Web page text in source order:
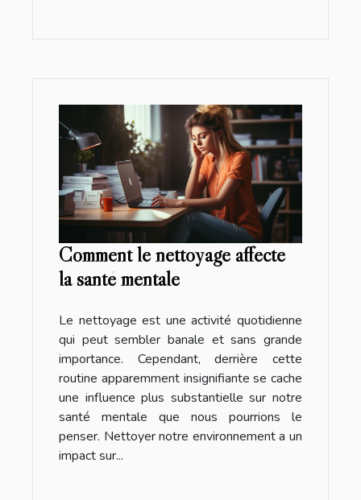
Comment le nettoyage affecte
la santé mentale
Le nettoyage est une activité quotidienne
qui peut sembler banale et sans grande
importance. Cependant, derrière cette
routine apparemment insignifiante se cache
une influence plus substantielle sur notre
santé mentale que nous pourrions le
penser. Nettoyer notre environnement a un
impact sur...